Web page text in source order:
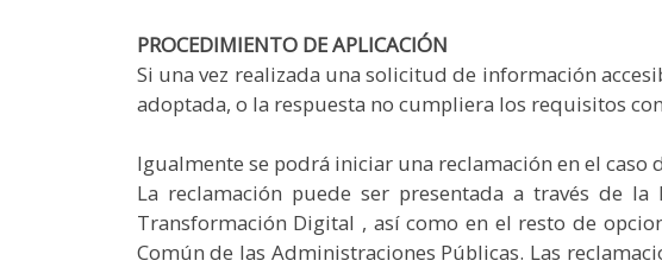
PROCEDIMIENTO DE APLICACIÓN
Si una vez realizada una solicitud de información
adoptada, o la respuesta no cumpliera los requisitos
Igualmente se podrá iniciar una reclamación en el
La reclamación puede ser presentada a través de
Transformación Digital , así como en el resto de
Común de las Administraciones Públicas. Las